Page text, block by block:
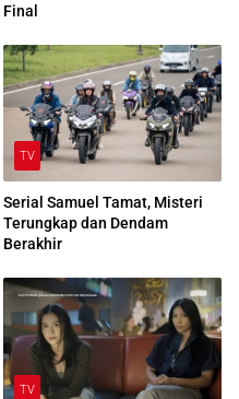
Final
TV
Serial Samuel Tamat, Misteri
Terungkap dan Dendam
Berakhir
TV